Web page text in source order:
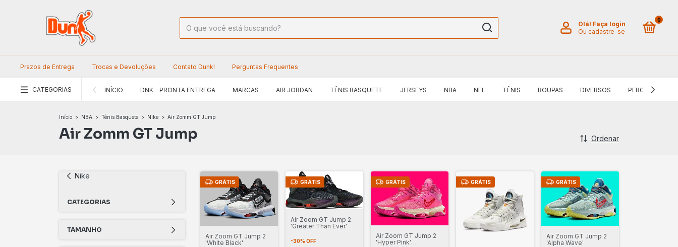
Olá! Faça login
Ou cadastre-se
0
Prazos de Entrega Trocas e Devoluções Contato Dunk! Perguntas Frequentes
CATEGORIAS INÍCIO DNK - PRONTA ENTREGA MARCAS AIR JORDAN TÊNIS BASQUETE JERSEYS NBA NFL TÊNIS ROUPAS DIVERSOS PERGUNTAS
Início > NBA > Tênis Basquete > Nike > Air Zomm GT Jump
Air Zomm GT Jump Ordenar
Nike
CATEGORIAS
TAMANHO
GRÁTIS
Air Zoom GT Jump 2
'White Black'
GRÁTIS
Air Zoom GT Jump 2
'Greater Than Ever'
-30% OFF
GRÁTIS
Air Zoom GT Jump 2
'Hyper Pink'
GRÁTIS GRÁTIS
Air Zoom GT Jump 2
'Alpha Wave'